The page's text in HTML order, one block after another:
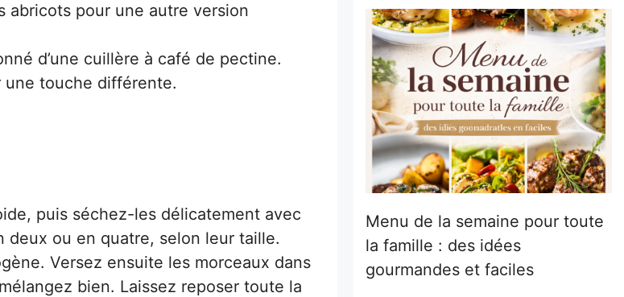
abricots pour une autre version
d’une cuillère à café de pectine.
une touche différente.
puis séchez-les délicatement avec
ou en quatre, selon leur taille.
Versez ensuite les morceaux dans
bien. Laissez reposer toute la
Menu de la semaine pour toute
la famille : des idées
gourmandes et faciles